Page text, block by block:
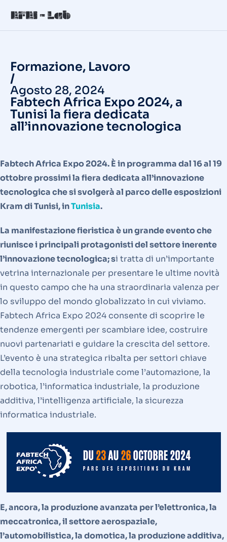
Formazione, Lavoro
/
Agosto 28, 2024
Fabtech Africa Expo 2024, a
Tunisi la fiera dedicata
all’innovazione tecnologica
Fabtech Africa Expo 2024. È in programma dal 16 al 19
ottobre prossimi la fiera dedicata all’innovazione
tecnologica che si svolgerà al parco delle esposizioni
Kram di Tunisi, inTunisia.
La manifestazione fieristica è un grande evento che
riunisce i principali protagonisti del settore inerente
l’innovazione tecnologica; si tratta di un’importante
vetrina internazionale per presentare le ultime novità
in questo campo che ha una straordinaria valenza per
lo sviluppo del mondo globalizzato in cui viviamo.
Fabtech Africa Expo 2024 consente di scoprire le
tendenze emergenti per scambiare idee, costruire
nuovi partenariati e guidare la crescita del settore.
L’evento è una strategica ribalta per settori chiave
della tecnologia industriale come l’automazione, la
robotica, l’informatica industriale, la produzione
additiva, l’intelligenza artificiale, la sicurezza
informatica industriale.
E, ancora, la produzione avanzata per l’elettronica, la
meccatronica, il settore aerospaziale,
l’automobilistica, la domotica, la produzione additiva,